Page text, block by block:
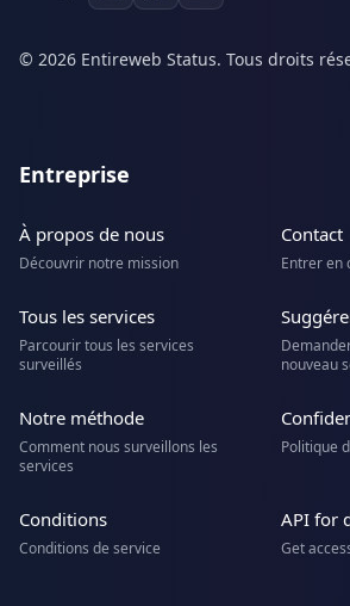
© 2026 Entireweb Status. Tous droits
Entreprise
À propos de nous
Découvrir notre mission
Contact
Entrer en
Tous les services
Parcourir tous les services
surveillés
nouveau
Notre méthode
Comment nous surveillons les
services
Politique
Conditions
Conditions de service
API for
Get